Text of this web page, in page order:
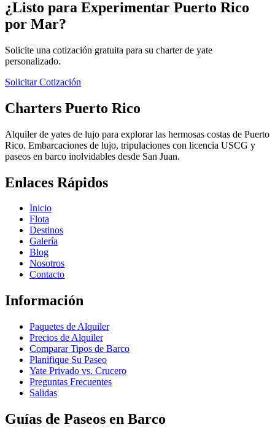
¿Listo para Experimentar Puerto Rico
por Mar?
Solicite una cotización gratuita para su charter de yate
personalizado.
Solicitar Cotización
Charters Puerto Rico
Alquiler de yates de lujo para explorar las hermosas costas de Puerto
Rico. Embarcaciones de lujo, tripulaciones con licencia USCG y
paseos en barco inolvidables desde San Juan.
Enlaces Rápidos
Inicio
Flota
Destinos
Galería
Blog
Nosotros
Contacto
Información
Paquetes de Alquiler
Precios de Alquiler
Comparar Tipos de Barco
Planifique Su Paseo
Yate Privado vs. Crucero
Preguntas Frecuentes
Salidas
Guías de Paseos en Barco